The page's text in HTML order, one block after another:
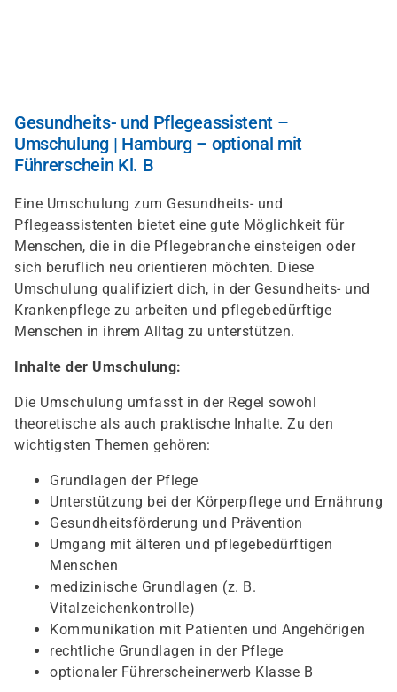
Gesundheits- und Pflegeassistent –
Umschulung | Hamburg – optional mit
Führerschein Kl. B
Eine Umschulung zum Gesundheits- und
Pflegeassistenten bietet eine gute Möglichkeit für
Menschen, die in die Pflegebranche einsteigen oder
sich beruflich neu orientieren möchten. Diese
Umschulung qualifiziert dich, in der Gesundheits- und
Krankenpflege zu arbeiten und pflegebedürftige
Menschen in ihrem Alltag zu unterstützen.
Inhalte der Umschulung:
Die Umschulung umfasst in der Regel sowohl
theoretische als auch praktische Inhalte. Zu den
wichtigsten Themen gehören:
Grundlagen der Pflege
Unterstützung bei der Körperpflege und Ernährung
Gesundheitsförderung und Prävention
Umgang mit älteren und pflegebedürftigen
Menschen
medizinische Grundlagen (z. B.
Vitalzeichenkontrolle)
Kommunikation mit Patienten und Angehörigen
rechtliche Grundlagen in der Pflege
optionaler Führerscheinerwerb Klasse B